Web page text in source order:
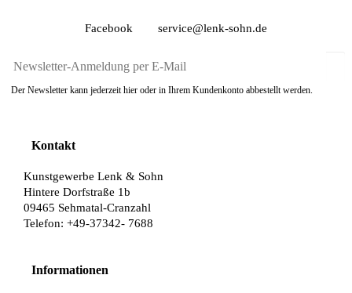
Facebook service@lenk-sohn.de
Der Newsletter kann jederzeit hier oder in Ihrem Kundenkonto abbestellt werden.
Kontakt
Kunstgewerbe Lenk & Sohn
Hintere Dorfstraße 1b
09465 Sehmatal-Cranzahl
Telefon: +49-37342- 7688
Informationen